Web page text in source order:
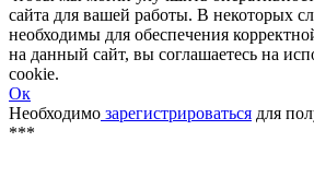
Этот веб-сайт использует файлы cookie
удобного и персонализированного
хранят полезную информацию на вашем
чтобы мы могли улучшить
сайта для вашей работы. В некоторых
необходимы для обеспечения
на данный сайт, вы соглашаетесь на